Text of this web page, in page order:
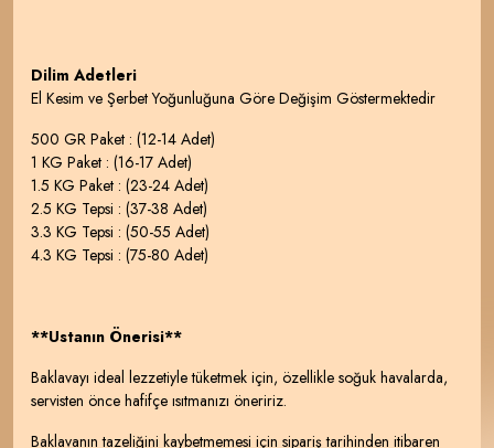
Dilim Adetleri
El Kesim ve Şerbet Yoğunluğuna Göre Değişim Göstermektedir
500 GR Paket : (12-14 Adet)
1 KG Paket : (16-17 Adet)
1.5 KG Paket : (23-24 Adet)
2.5 KG Tepsi : (37-38 Adet)
3.3 KG Tepsi : (50-55 Adet)
4.3 KG Tepsi : (75-80 Adet)
**Ustanın Önerisi**
Baklavayı ideal lezzetiyle tüketmek için, özellikle soğuk havalarda,
servisten önce hafifçe ısıtmanızı öneririz.
Baklavanın tazeliğini kaybetmemesi için sipariş tarihinden itibaren